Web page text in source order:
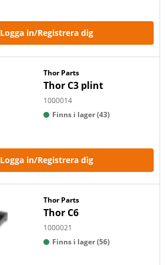
Logga in/Registrera dig
Thor Parts
Thor C3 plint
1000014
Finns i lager (43)
Logga in/Registrera dig
Thor Parts
Thor C6
1000021
Finns i lager (56)